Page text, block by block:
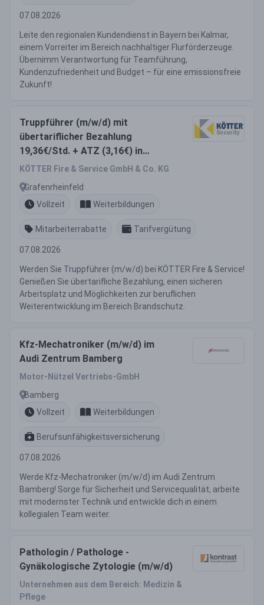
07.08.2026
Leite den regionalen Kundendienst in Bayern bei Kalmar,
einem Vorreiter im Bereich nachhaltiger Flurförderzeuge.
Übernimm Verantwortung für Teamführung,
Kundenzufriedenheit und Budget – für eine emissionsfreie
Zukunft!
Truppführer (m/w/d) mit
übertariflicher Bezahlung
19,36€/Std. + ATZ (3,16€) in
Grafenrheinfeld
KÖTTER Fire & Service GmbH & Co. KG
Grafenrheinfeld
Vollzeit
Weiterbildungen
Mitarbeiterrabatte Tarifvergütung
07.08.2026
Werden Sie Truppführer (m/w/d) bei KÖTTER Fire & Service!
Genießen Sie übertarifliche Bezahlung, einen sicheren
Arbeitsplatz und Möglichkeiten zur beruflichen
Weiterentwicklung im Bereich Brandschutz.
Kfz-Mechatroniker (m/w/d) im
Audi Zentrum Bamberg
Motor-Nützel Vertriebs-GmbH
Bamberg
Vollzeit
Weiterbildungen
Berufsunfähigkeitsversicherung
07.08.2026
Werde Kfz-Mechatroniker (m/w/d) im Audi Zentrum
Bamberg! Sorge für Sicherheit und Servicequalität, arbeite
mit modernster Technik und entwickle dich in einem
kollegialen Team weiter.
Pathologin / Pathologe -
Gynäkologische Zytologie (m/w/d)
Unternehmen aus dem Bereich: Medizin &
Pflege